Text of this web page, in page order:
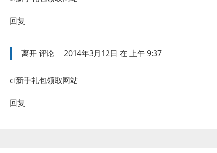
回复
离开评论 2014年3月12日 在 上午 9:37
cf新手礼包领取网站
回复